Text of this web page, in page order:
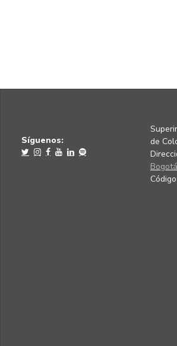
Síguenos:
de